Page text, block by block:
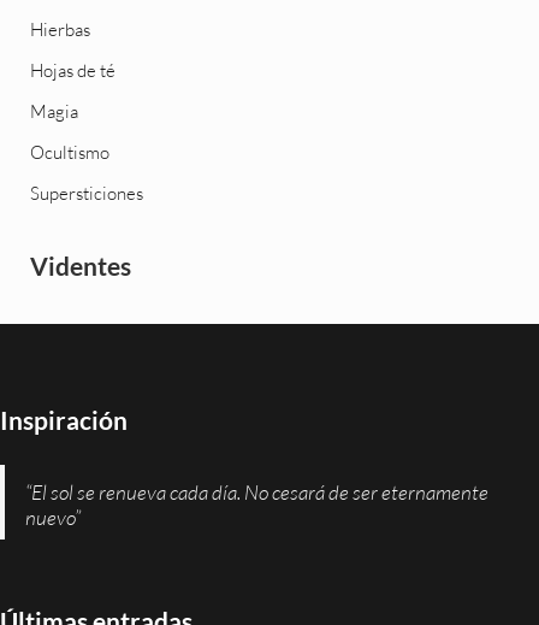
Hierbas
Hojas de té
Magia
Ocultismo
Supersticiones
Videntes
Inspiración
“El sol se renueva cada día. No cesará de ser eternamente
nuevo”